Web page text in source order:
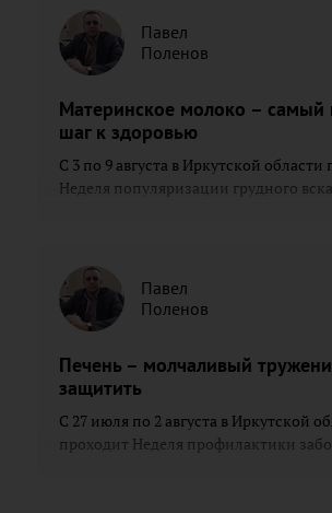
Павел
Поленов
Материнское молоко – самый
шаг к здоровью
С 3 по 9 августа в Иркутской области
Неделя популяризации грудного
Павел
Поленов
Печень – молчаливый
защитить
С 27 июля по 2 августа в Иркутской
проходит Неделя профилактики